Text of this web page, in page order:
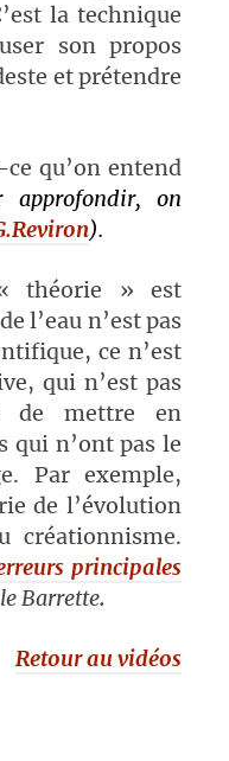
la technique
son propos
et prétendre
ce qu’on entend
approfondir, on
).
théorie » est
l’eau n’est pas
ce n’est
qui n’est pas
de mettre en
qui n’ont pas le
Par exemple,
de l’évolution
créationnisme.
principales
Barrette.
Retour au vidéos